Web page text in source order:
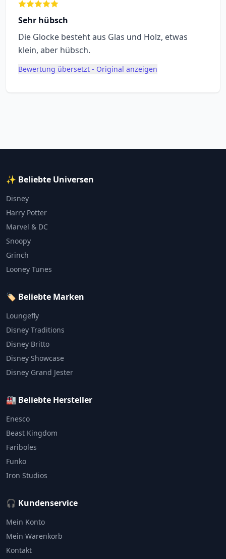
Sehr hübsch
Die Glocke besteht aus Glas und Holz, etwas
klein, aber hübsch.
Bewertung übersetzt - Original anzeigen
✨ Beliebte Universen
Disney
Harry Potter
Marvel & DC
Snoopy
Grinch
Looney Tunes
🏷️ Beliebte Marken
Loungefly
Disney Traditions
Disney Britto
Disney Showcase
Disney Grand Jester
🏭 Beliebte Hersteller
Enesco
Beast Kingdom
Fariboles
Funko
Iron Studios
🎧 Kundenservice
Mein Konto
Mein Warenkorb
Kontakt